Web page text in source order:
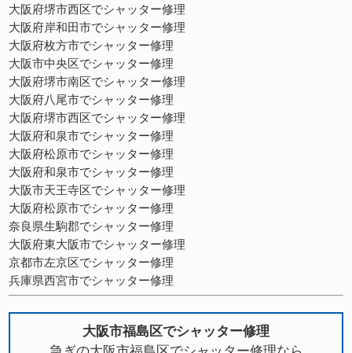
大阪府堺市西区でシャッター修理
大阪府岸和田市でシャッター修理
大阪府枚方市でシャッター修理
大阪市中央区でシャッター修理
大阪府堺市南区でシャッター修理
大阪府八尾市でシャッター修理
大阪府堺市西区でシャッター修理
大阪府和泉市でシャッター修理
大阪府松原市でシャッター修理
大阪府和泉市でシャッター修理
大阪市天王寺区でシャッター修理
大阪府松原市でシャッター修理
奈良県生駒郡でシャッター修理
大阪府東大阪市でシャッター修理
京都市左京区でシャッター修理
兵庫県西宮市でシャッター修理
大阪市福島区でシャッター修理